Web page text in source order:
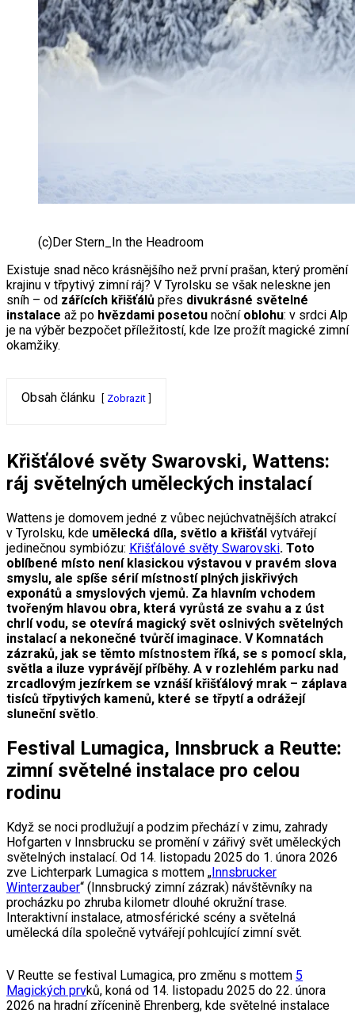
(c)Der Stern_In the Headroom
Existuje snad něco krásnějšího než první prašan, který promění
krajinu v třpytivý zimní ráj? V Tyrolsku se však neleskne jen
sníh – od zářících křišťálů přes divukrásné světelné
instalace až po hvězdami posetou noční oblohu: v srdci Alp
je na výběr bezpočet příležitostí, kde lze prožít magické zimní
okamžiky.
Obsah článku Zobrazit
Křišťálové světy Swarovski, Wattens:
ráj světelných uměleckých instalací
Wattens je domovem jedné z vůbec nejúchvatnějších atrakcí
v Tyrolsku, kde umělecká díla, světlo a křišťál vytvářejí
jedinečnou symbiózu: Křišťálové světy Swarovski. Toto
oblíbené místo není klasickou výstavou v pravém slova
smyslu, ale spíše sérií místností plných jiskřivých
exponátů a smyslových vjemů. Za hlavním vchodem
tvořeným hlavou obra, která vyrůstá ze svahu a z úst
chrlí vodu, se otevírá magický svět oslnivých světelných
instalací a nekonečné tvůrčí imaginace. V Komnatách
zázraků, jak se těmto místnostem říká, se s pomocí skla,
světla a iluze vyprávějí příběhy. A v rozlehlém parku nad
zrcadlovým jezírkem se vznáší křišťálový mrak – záplava
tisíců třpytivých kamenů, které se třpytí a odrážejí
sluneční světlo.
Festival Lumagica, Innsbruck a Reutte:
zimní světelné instalace pro celou
rodinu
Když se noci prodlužují a podzim přechází v zimu, zahrady
Hofgarten v Innsbrucku se promění v zářivý svět uměleckých
světelných instalací. Od 14. listopadu 2025 do 1. února 2026
zve Lichterpark Lumagica s mottem „Innsbrucker
Winterzauber“ (Innsbrucký zimní zázrak) návštěvníky na
procházku po zhruba kilometr dlouhé okružní trase.
Interaktivní instalace, atmosférické scény a světelná
umělecká díla společně vytvářejí pohlcující zimní svět.
V Reutte se festival Lumagica, pro změnu s mottem 5
Magických prvků, koná od 14. listopadu 2025 do 22. února
2026 na hradní zřícenině Ehrenberg, kde světelné instalace